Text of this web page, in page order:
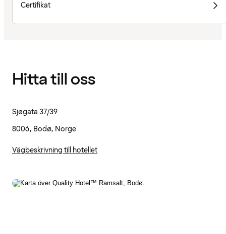
Certifikat
Hitta till oss
Sjøgata 37/39
8006, Bodø, Norge
Vägbeskrivning till hotellet